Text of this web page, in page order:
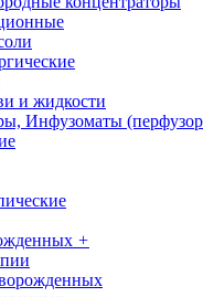
и жидкости
Инфузоматы
+